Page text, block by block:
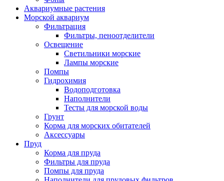
Аквариумные растения
Морской аквариум
Фильтрация
Фильтры, пеноотделители
Освещение
Светильники морские
Лампы морские
Помпы
Гидрохимия
Водоподготовка
Наполнители
Тесты для морской воды
Грунт
Корма для морских обитателей
Аксессуары
Пруд
Корма для пруда
Фильтры для пруда
Помпы для пруда